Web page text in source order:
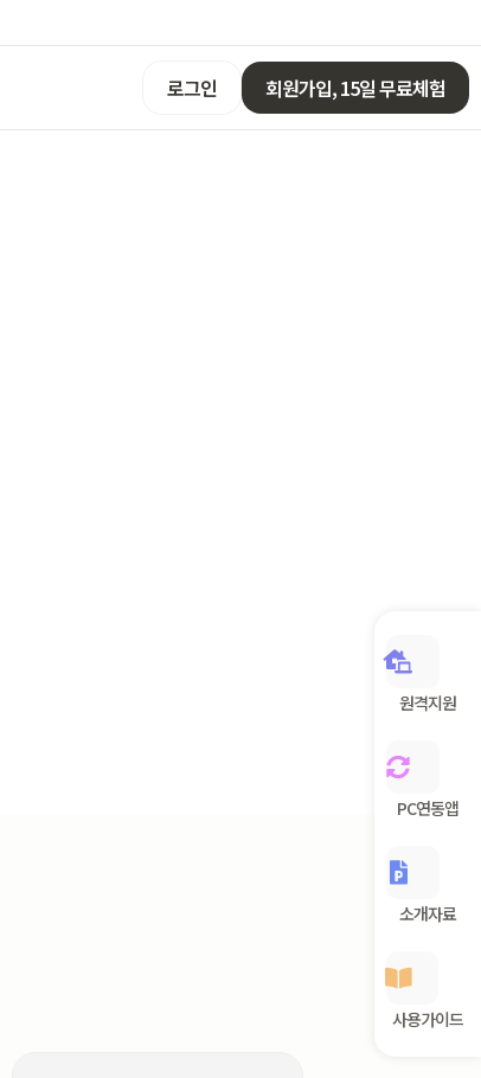
로그인 회원가입, 15일 무료체험
원격지원
PC연동앱
소개자료
사용가이드